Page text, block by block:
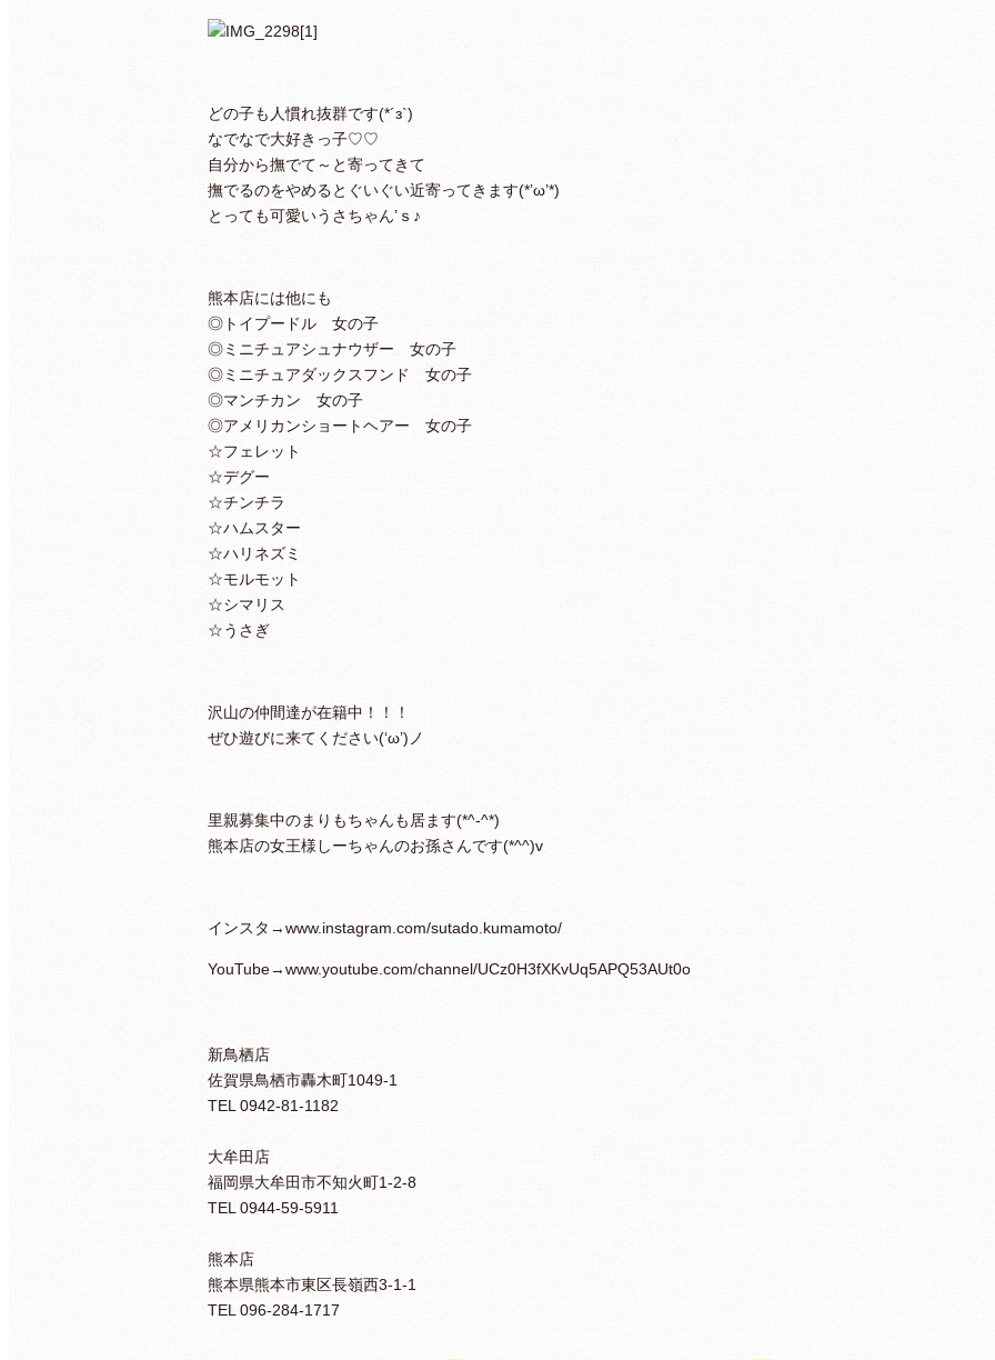
どの子も人慣れ抜群です(*´з`)
なでなで大好きっ子♡♡
自分から撫でて～と寄ってきて
撫でるのをやめるとぐいぐい近寄ってきます(*’ω’*)
とっても可愛いうさちゃん’ｓ♪
熊本店には他にも
◎トイプードル 女の子
◎ミニチュアシュナウザー 女の子
◎ミニチュアダックスフンド 女の子
◎マンチカン 女の子
◎アメリカンショートヘアー 女の子
☆フェレット
☆デグー
☆チンチラ
☆ハムスター
☆ハリネズミ
☆モルモット
☆シマリス
☆うさぎ
沢山の仲間達が在籍中！！！
ぜひ遊びに来てください(‘ω’)ノ
里親募集中のまりもちゃんも居ます(*^-^*)
熊本店の女王様しーちゃんのお孫さんです(*^^)v
インスタ→www.instagram.com/sutado.kumamoto/
YouTube→www.youtube.com/channel/UCz0H3fXKvUq5APQ53AUt0o
新鳥栖店
佐賀県鳥栖市轟木町1049-1
TEL 0942-81-1182
大牟田店
福岡県大牟田市不知火町1-2-8
TEL 0944-59-5911
熊本店
熊本県熊本市東区長嶺西3-1-1
TEL 096-284-1717